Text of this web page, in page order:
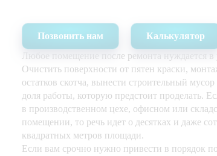
Позвонить нам
Калькулятор
Любое помещение после ремонта нуждается в
Очистить поверхности от пятен краски,
остатков скотча, вынести строительный
доля работы, которую предстоит проделать.
в производственном цехе, офисном или
помещении, то речь идет о десятках и даже
квадратных метров площади.
Если вам срочно нужно привести в порядок